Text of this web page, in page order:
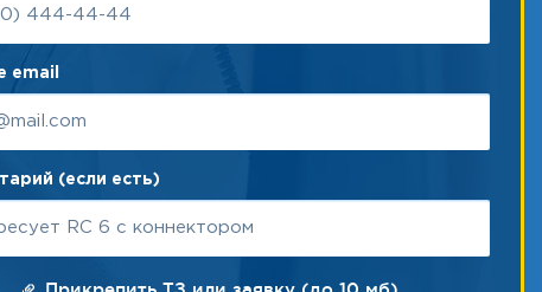
email
(если есть)